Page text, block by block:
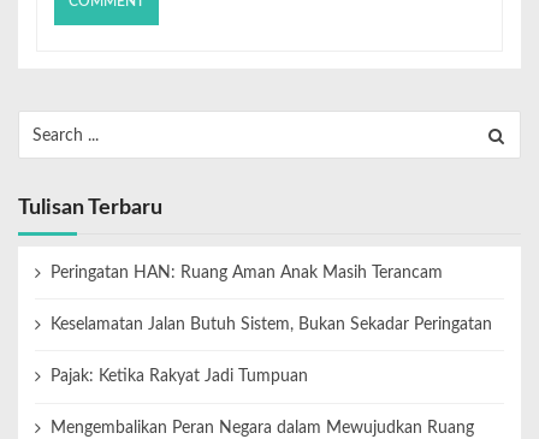
Tulisan Terbaru
Peringatan HAN: Ruang Aman Anak Masih Terancam
Keselamatan Jalan Butuh Sistem, Bukan Sekadar Peringatan
Pajak: Ketika Rakyat Jadi Tumpuan
Mengembalikan Peran Negara dalam Mewujudkan Ruang